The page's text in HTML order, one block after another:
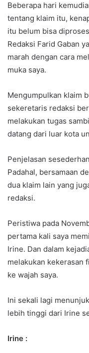
Beberapa hari
tentang klaim itu,
itu belum bisa
Redaksi Farid Gaban
marah dengan cara
muka saya.
Mengumpulkan klaim
sekeretaris redaksi
melakukan tugas
datang dari luar kota
Penjelasan
Padahal, bersamaan
dua klaim lain yang
redaksi.
Peristiwa pada
pertama kali saya
Irine. Dan dalam
melakukan kekerasan
ke wajah saya.
Ini sekali lagi
lebih tinggi dari Irine
Irine :